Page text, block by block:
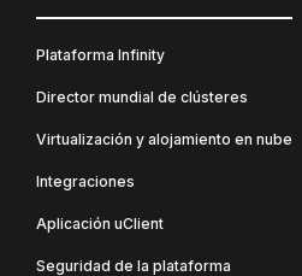
Plataforma Infinity
Director mundial de clústeres
Virtualización y alojamiento en nube
Integraciones
Aplicación uClient
Seguridad de la plataforma